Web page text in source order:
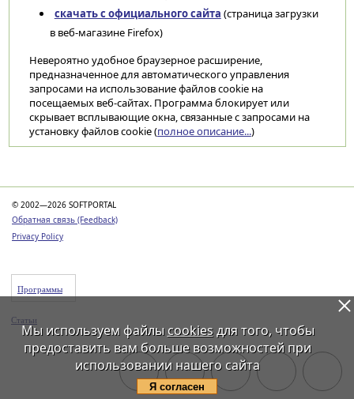
скачать с официального сайта (страница загрузки
в веб-магазине Firefox)
Невероятно удобное браузерное расширение,
предназначенное для автоматического управления
запросами на использование файлов cookie на
посещаемых веб-сайтах. Программа блокирует или
скрывает всплывающие окна, связанные с запросами на
установку файлов cookie (полное описание...)
© 2002—2026 SOFTPORTAL
Обратная связь (Feedback)
Privacy Policy
Программы
Статьи
Мы используем файлы cookiesдля того, чтобы
предоставить вам больше возможностей при
использовании нашего сайта